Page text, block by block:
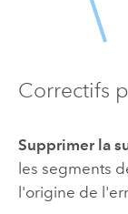
Correctifs
Supprimer la
les segments
l'origine de